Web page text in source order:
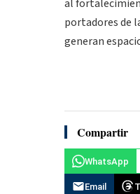
al
portadores de
generan
Compartir
WhatsApp
Email